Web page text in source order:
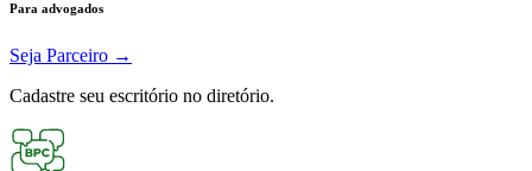
Para advogados
Seja Parceiro →
Cadastre seu escritório no diretório.